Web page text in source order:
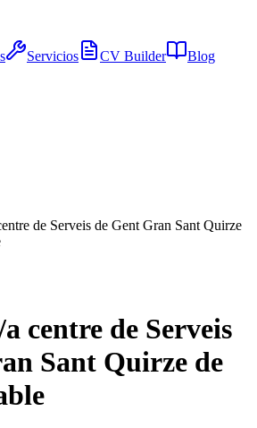
Servicios CV Builder Blog
de Serveis de Gent Gran Sant Quirze
centre de Serveis
Sant Quirze de